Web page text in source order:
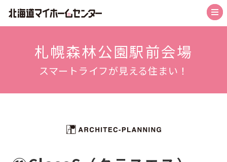
札幌北会場
札幌森林公園駅前会場
スマートライフが見える住まい！